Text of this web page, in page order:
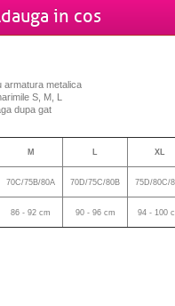
in cos
armatura metalica
S, M, L
dupa gat
M L XL
70C/75B/80A 70D/75C/80B 75D/80C/
86 - 92 cm 90 - 96 cm 94 - 100